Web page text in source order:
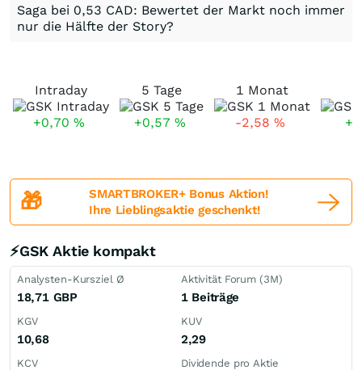
Saga bei 0,53 CAD: Bewertet der Markt noch immer
nur die Hälfte der Story?
Intraday
+0,70 %
5 Tage
+0,57 %
1 Monat
-2,58 %
🎁
SMARTBROKER+ Bonus Aktion!
Ihre Lieblingsaktie geschenkt!
⚡GSK Aktie kompakt
Analysten-Kursziel Ø
18,71 GBP
Aktivität Forum (3M)
1 Beiträge
KGV
10,68
KUV
2,29
KCV Dividende pro Aktie